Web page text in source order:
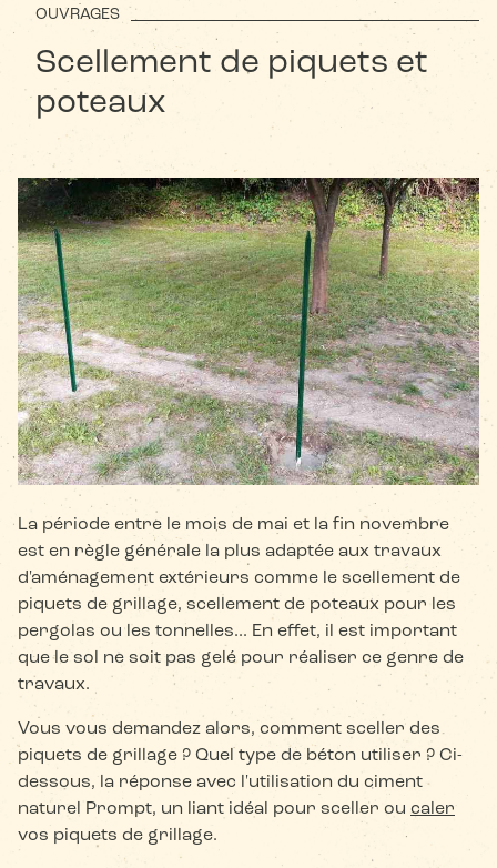
OUVRAGES
Scellement de piquets et
poteaux
La période entre le mois de mai et la fin novembre
est en règle générale la plus adaptée aux travaux
d'aménagement extérieurs comme le scellement de
piquets de grillage, scellement de poteaux pour les
pergolas ou les tonnelles... En effet, il est important
que le sol ne soit pas gelé pour réaliser ce genre de
travaux.
Vous vous demandez alors, comment sceller des
piquets de grillage ? Quel type de béton utiliser ? Ci-
dessous, la réponse avec l'utilisation du ciment
naturel Prompt, un liant idéal pour sceller ou caler
vos piquets de grillage.